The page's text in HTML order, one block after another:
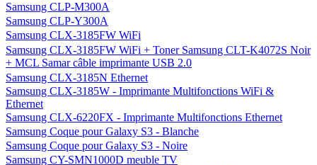
Samsung CLP-M300A
Samsung CLP-Y300A
Samsung CLX-3185FW WiFi
Samsung CLX-3185FW WiFi + Toner Samsung CLT-K4072S Noir
+ MCL Samar câble imprimante USB 2.0
Samsung CLX-3185N Ethernet
Samsung CLX-3185W - Imprimante Multifonctions WiFi &
Ethernet
Samsung CLX-6220FX - Imprimante Multifonctions Ethernet
Samsung Coque pour Galaxy S3 - Blanche
Samsung Coque pour Galaxy S3 - Noire
Samsung CY-SMN1000D meuble TV